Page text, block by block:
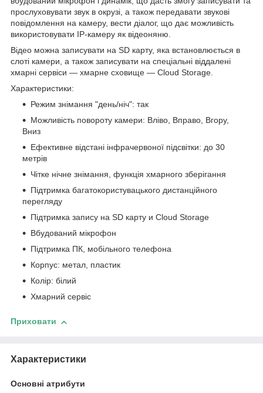
прослуховувати звук в окрузі, а також передавати звукові
повідомлення на камеру, вести діалог, що дає можливість
використовувати IP-камеру як відеоняню.
Відео можна записувати на SD карту, яка встановлюється в
слоті камери, а також записувати на спеціальні віддалені
хмарні сервіси — хмарне сховище — Cloud Storage.
Характеристики:
Режим знімання "день/ніч": так
Можливість повороту камери: Вліво, Вправо, Вгору,
Вниз
Ефективне відстані інфрачервоної підсвітки: до 30
метрів
Чітке нічне знімання, функція хмарного зберігання
Підтримка багатокористувацького дистанційного
перегляду
Підтримка запису на SD карту и Cloud Storage
Вбудований мікрофон
Підтримка ПК, мобільного телефона
Корпус: метал, пластик
Колір: білий
Хмарний сервіс
Приховати
Характеристики
Основні атрибути